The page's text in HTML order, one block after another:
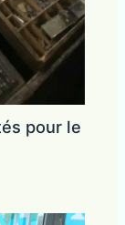
pour le